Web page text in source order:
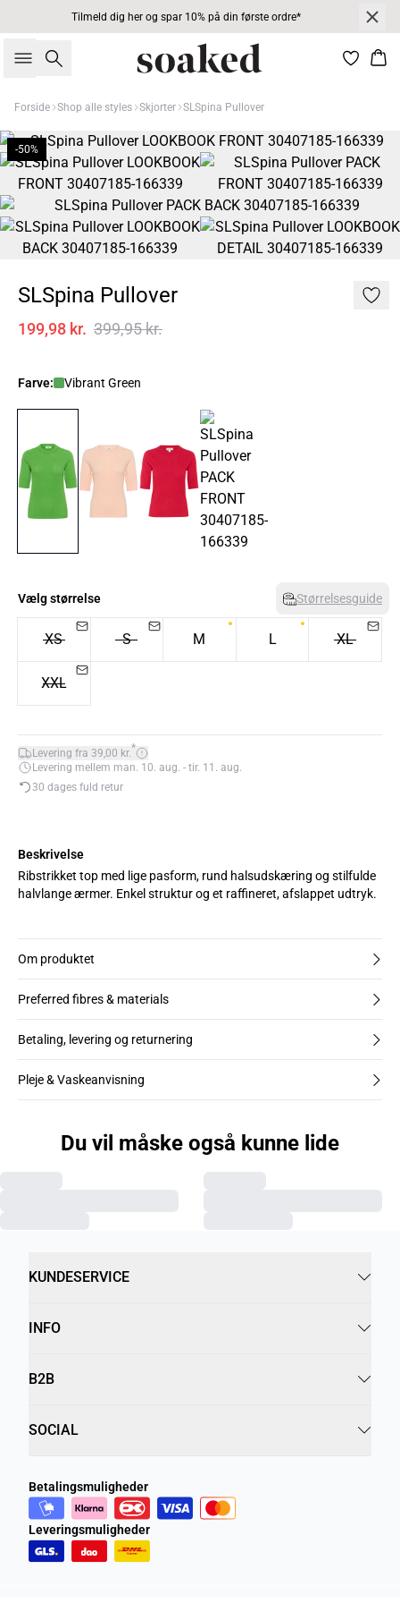
Tilmeld dig her og spar 10% på din første ordre*
Søg
Forside Shop alle styles Skjorter SLSpina Pullover
-50%
SLSpina Pullover
199,98 kr. 399,95 kr.
Farve: Vibrant Green
Vælg størrelse Størrelsesguide
XS S M L XL
XXL
Levering fra 39,00 kr.*
Levering mellem man. 10. aug. - tir. 11. aug.
30 dages fuld retur
Beskrivelse
Ribstrikket top med lige pasform, rund halsudskæring og stilfulde
halvlange ærmer. Enkel struktur og et raffineret, afslappet udtryk.
Om produktet
Preferred fibres & materials
Betaling, levering og returnering
Pleje & Vaskeanvisning
Du vil måske også kunne lide
KUNDESERVICE
INFO
B2B
SOCIAL
Betalingsmuligheder
Leveringsmuligheder